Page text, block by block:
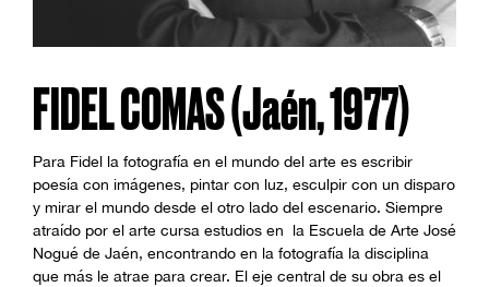
FIDEL COMAS (Jaén, 1977)
Para Fidel la fotografía en el mundo del arte es escribir
poesía con imágenes, pintar con luz, esculpir con un disparo
y mirar el mundo desde el otro lado del escenario. Siempre
atraído por el arte cursa estudios en la Escuela de Arte José
Nogué de Jaén, encontrando en la fotografía la disciplina
que más le atrae para crear. El eje central de su obra es el